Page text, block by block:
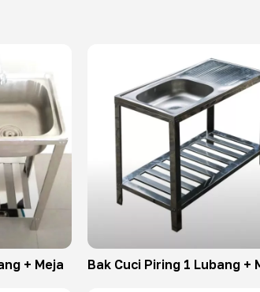
+ Meja Bak Cuci Piring 1 Lubang +